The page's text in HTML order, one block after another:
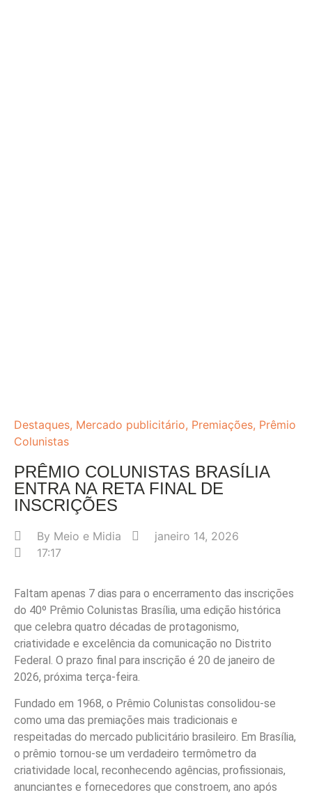
Destaques, Mercado publicitário, Premiações, Prêmio
Colunistas
PRÊMIO COLUNISTAS BRASÍLIA
ENTRA NA RETA FINAL DE
INSCRIÇÕES
By Meio e Midia
janeiro 14, 2026
17:17
Faltam apenas 7 dias para o encerramento das inscrições
do 40º Prêmio Colunistas Brasília, uma edição histórica
que celebra quatro décadas de protagonismo,
criatividade e excelência da comunicação no Distrito
Federal. O prazo final para inscrição é 20 de janeiro de
2026, próxima terça-feira.
Fundado em 1968, o Prêmio Colunistas consolidou-se
como uma das premiações mais tradicionais e
respeitadas do mercado publicitário brasileiro. Em Brasília,
o prêmio tornou-se um verdadeiro termômetro da
criatividade local, reconhecendo agências, profissionais,
anunciantes e fornecedores que constroem, ano após